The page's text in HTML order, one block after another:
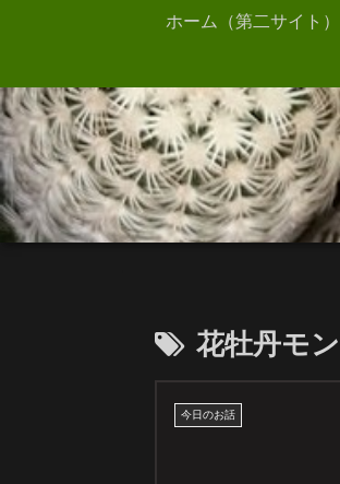
ホーム（第二サイト）
花牡丹モ
今日のお話